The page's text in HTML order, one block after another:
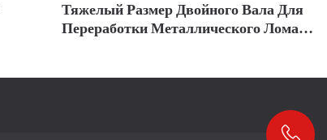
Тяжелый Размер Двойного Вала Для
Переработки Металлического Лома -